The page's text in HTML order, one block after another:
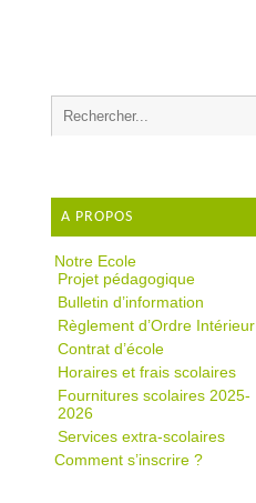
A PROPOS
Notre Ecole
Projet pédagogique
Bulletin d’information
Règlement d’Ordre Intérieur
Contrat d’école
Horaires et frais scolaires
Fournitures scolaires 2025-
2026
Services extra-scolaires
Comment s’inscrire ?